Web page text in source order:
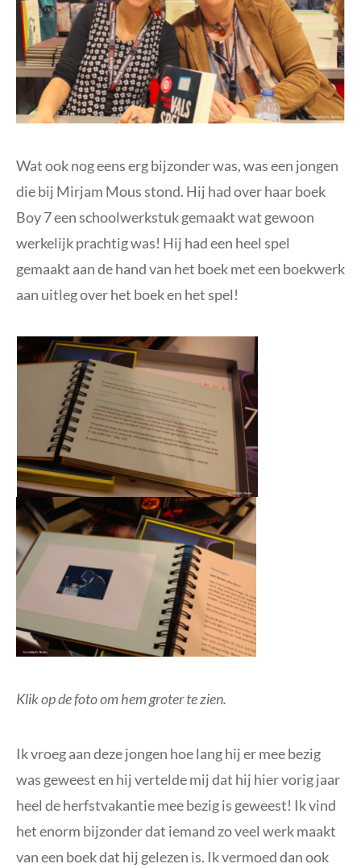
Wat ook nog eens erg bijzonder was, was een jongen
die bij Mirjam Mous stond. Hij had over haar boek
Boy 7 een schoolwerkstuk gemaakt wat gewoon
werkelijk prachtig was! Hij had een heel spel
gemaakt aan de hand van het boek met een boekwerk
aan uitleg over het boek en het spel!
Klik op de foto om hem groter te zien.
Ik vroeg aan deze jongen hoe lang hij er mee bezig
was geweest en hij vertelde mij dat hij hier vorig jaar
heel de herfstvakantie mee bezig is geweest! Ik vind
het enorm bijzonder dat iemand zo veel werk maakt
van een boek dat hij gelezen is. Ik vermoed dan ook